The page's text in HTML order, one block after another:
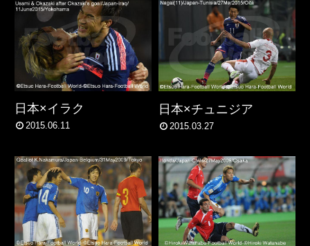
日本×イラク
2015.06.11
日本×チュニジア
2015.03.27